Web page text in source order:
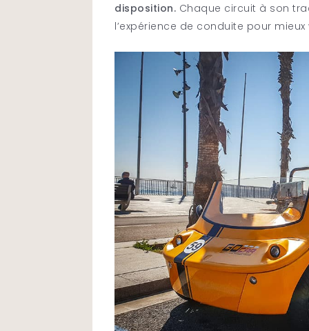
disposition. Chaque circuit à son
l’expérience de conduite pour mieux